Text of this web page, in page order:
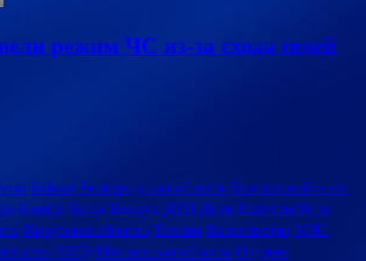
режим ЧС из-за схода селей
Байкал Белгородская область Биоразнообразие
В мире Вода Воздух ДТП Дети Екатеринбург
Иркутская область Италия Катастрофы МЧС
(SVO) Московская область Оружие